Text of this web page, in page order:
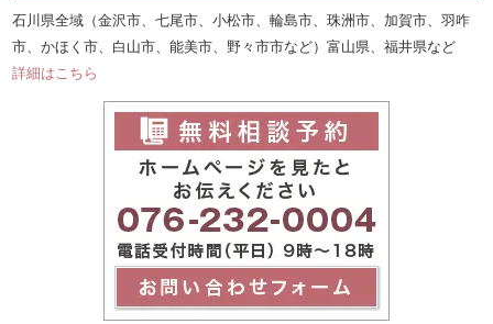
石川県全域（金沢市、七尾市、小松市、輪島市、珠洲市、加賀市、羽咋
市、かほく市、白山市、能美市、野々市市など）富山県、福井県など
詳細はこちら